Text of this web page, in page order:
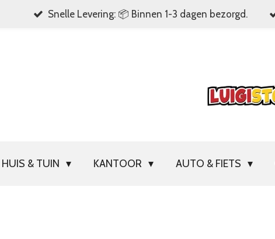
Snelle Levering: 📦 Binnen 1-3 dagen bezorgd.
HUIS & TUIN KANTOOR AUTO & FIETS